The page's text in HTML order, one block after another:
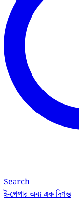
Search
ই-পেপারঅন্য এক দিগন্ত